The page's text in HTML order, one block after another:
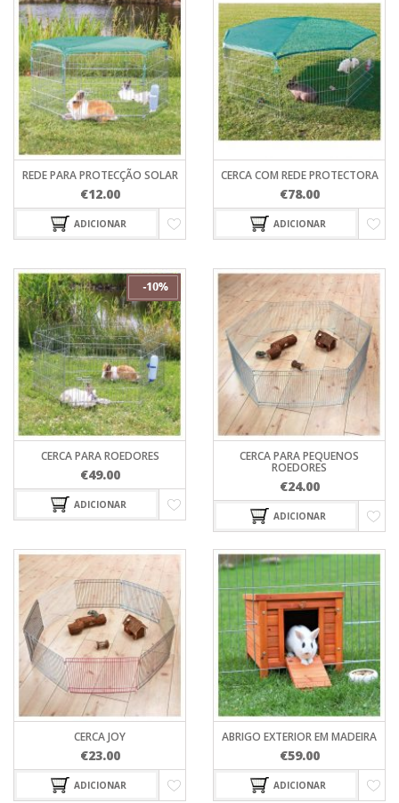
REDE PARA PROTECÇÃO SOLAR
€12.00
ADICIONAR
CERCA COM REDE PROTECTORA
€78.00
ADICIONAR
CERCA PARA ROEDORES
€49.00
ADICIONAR
CERCA PARA PEQUENOS
ROEDORES
€24.00
ADICIONAR
CERCA JOY
€23.00
ADICIONAR
ABRIGO EXTERIOR EM MADEIRA
€59.00
ADICIONAR